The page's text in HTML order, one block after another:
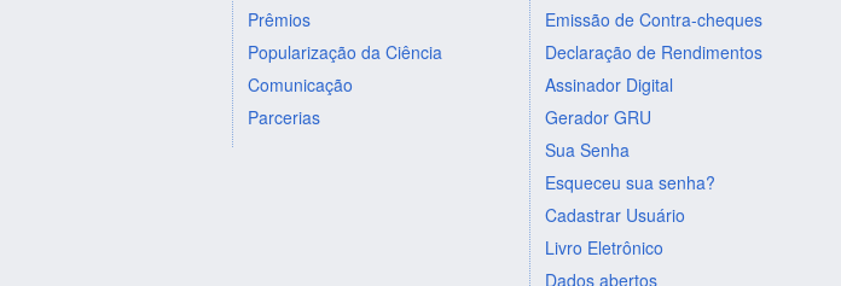
Prêmios
Popularização da Ciência
Comunicação
Parcerias
Emissão de Contra-cheques
Declaração de Rendimentos
Assinador Digital
Gerador GRU
Sua Senha
Esqueceu sua senha?
Cadastrar Usuário
Livro Eletrônico
Dados abertos